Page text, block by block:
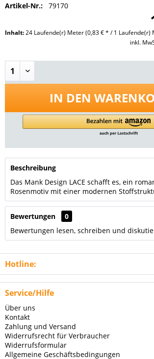
Artikel-Nr.: 79170
Inhalt:24 Laufende(r) Meter(0,83 € * / 1 Laufende(r)
inkl.
IN DEN
Beschreibung
Das Mank Design LACE schafft es, ein
Rosenmotiv mit einer modernen
Bewertungen
0
Bewertungen lesen, schreiben und
Hotline:
Service/Hilfe
Über uns
Kontakt
Zahlung und Versand
Widerrufsrecht für Verbraucher
Widerrufsformular
Allgemeine Geschäftsbedingungen